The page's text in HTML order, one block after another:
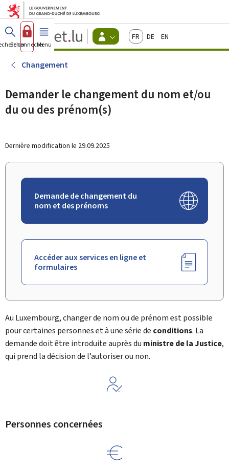
Aller au menu principal
Aller au contenu
Guichet.lu
Changer
d'espace
actif
FrançaisDeutschEnglish
Se connecterMenu principal
Changement
Demander le changement du nom et/ou
du ou des prénom(s)
Dernière modification le 29.09.2025
Demande de changement du
nom et des prénoms
Accéder aux services en ligne et
formulaires
Au Luxembourg, changer de nom ou de prénom est possible
pour certaines personnes et à une série de conditions. La
demande doit être introduite auprès du ministre de la Justice,
qui prend la décision de l’autoriser ou non.
Personnes concernées